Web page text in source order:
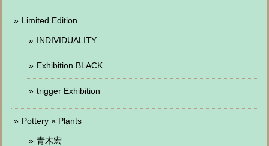
Limited Edition
INDIVIDUALITY
Exhibition BLACK
trigger Exhibition
Pottery × Plants
青木宏